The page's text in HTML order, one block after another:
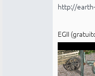
http://
EGII